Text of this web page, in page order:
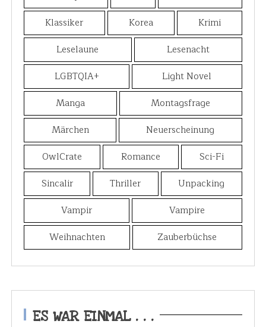
Klassiker
Korea
Krimi
Leselaune
Lesenacht
LGBTQIA+
Light Novel
Manga
Montagsfrage
Märchen
Neuerscheinung
OwlCrate
Romance
Sci-Fi
Sincalir
Thriller
Unpacking
Vampir
Vampire
Weihnachten
Zauberbüchse
ES WAR EINMAL . . .